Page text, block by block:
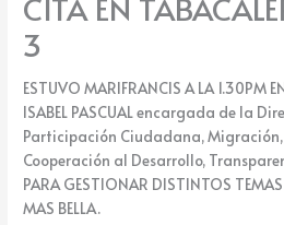
t
u
b
e
e
b
o
o
3
ESTUVO MARIFRANCIS A LA 1.30PM
ISABEL PASCUAL encargada de la
Participación Ciudadana, Migración,
Cooperación al Desarrollo,
PARA GESTIONAR DISTINTOS
MAS BELLA.